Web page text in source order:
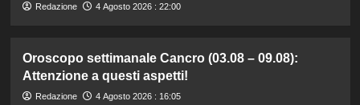
Redazione 4 Agosto 2026 : 22:00
Oroscopo settimanale Cancro (03.08 – 09.08):
Attenzione a questi aspetti!
Redazione 4 Agosto 2026 : 16:05